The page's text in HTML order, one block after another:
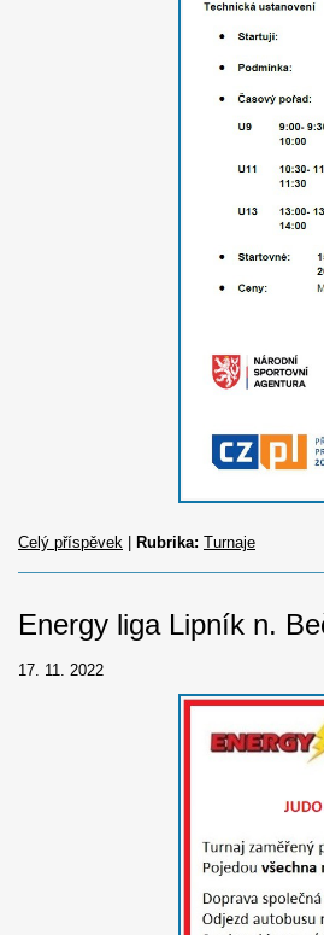
Celý příspěvek Rubrika: Turnaje
Energy liga Lipník n.
17. 11. 2022